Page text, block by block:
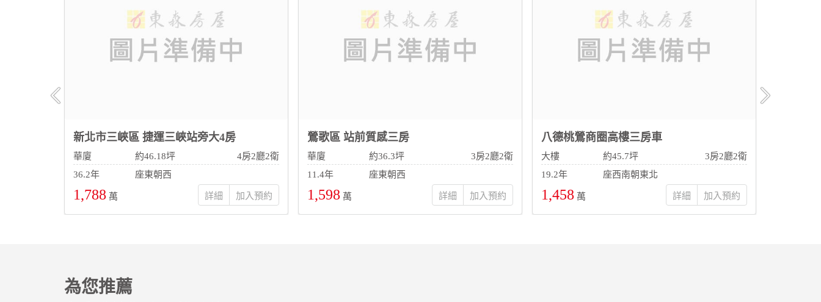
新北市三峽區 捷運三峽站旁大4房
華廈 約46.18坪
4房2廳2衛
36.2年
座東朝西
1,788 萬 詳細
鶯歌區 站前質感三房
華廈 約36.3坪
3房2廳2衛
11.4年
座東朝西
1,598 萬 詳細
八德桃鶯商圈高樓三房車
大樓 約45.7坪
3房2廳2衛
19.2年
座西南朝東北
1,458 萬 詳細
為您推薦